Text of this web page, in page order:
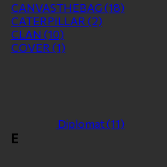
CANVASTHEBAG (18)
CATERPILLAR (2)
CLAN (10)
COVER (1)
Diplomat(11)
E